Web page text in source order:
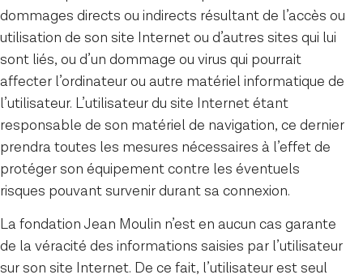
dommages directs ou indirects résultant de l’accès ou
utilisation de son site Internet ou d’autres sites qui lui
sont liés, ou d’un dommage ou virus qui pourrait
affecter l’ordinateur ou autre matériel informatique de
l’utilisateur. L’utilisateur du site Internet étant
responsable de son matériel de navigation, ce dernier
prendra toutes les mesures nécessaires à l’effet de
protéger son équipement contre les éventuels
risques pouvant survenir durant sa connexion.
La fondation Jean Moulin n’est en aucun cas garante
de la véracité des informations saisies par l’utilisateur
sur son site Internet. De ce fait, l’utilisateur est seul